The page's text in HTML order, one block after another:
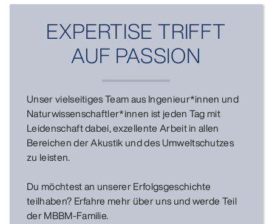
EXPERTISE TRIFFT
AUF PASSION
Unser vielseitiges Team aus Ingenieur*innen und
Naturwissenschaftler*innen ist jeden Tag mit
Leidenschaft dabei, exzellente Arbeit in allen
Bereichen der Akustik und des Umweltschutzes
zu leisten.
Du möchtest an unserer Erfolgsgeschichte
teilhaben? Erfahre mehr über uns und werde Teil
der MBBM-Familie.